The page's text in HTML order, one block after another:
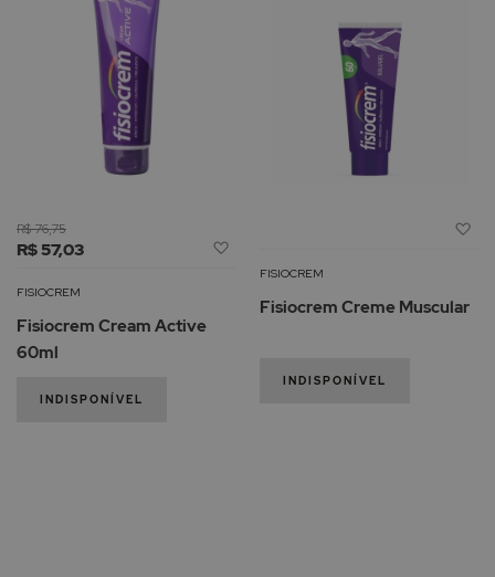
R$ 57,03
R$ 76,75
FISIOCREM
Fisiocrem Cream Active
60ml
INDISPONÍVEL
FISIOCREM
Fisiocrem Creme Muscular
INDISPONÍVEL